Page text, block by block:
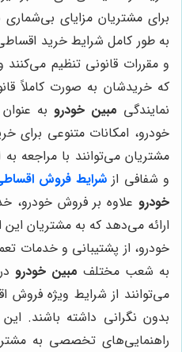
برای مشتریان مزایای بی‌شماری
به طور کامل شرایط خرید
و مقررات قانونی تنظیم
که خریدشان به صورت کاملاً
نمایندگی مبین خودرو به
خودرو، امکانات متنوعی برای
مشتریان می‌توانند با مراجعه
و شفافی از شرایط فروش
خودرو علاوه بر فروش خودرو،
ارائه می‌دهد که به مشتریان
خودرو، از پشتیبانی و خدمات
به شعب مختلف مبین خودرو
می‌توانند از شرایط ویژه
بدون نگرانی داشته باشند. این
راهنمایی‌های تخصصی به